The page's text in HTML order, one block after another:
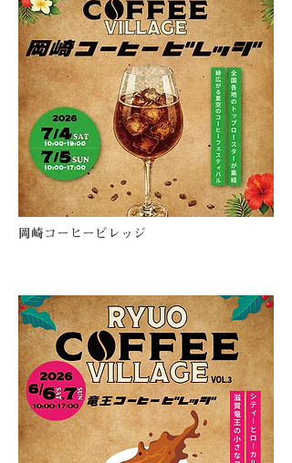
​岡崎コーヒービレッジ